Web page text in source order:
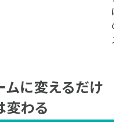
に変えるだけ
変わる